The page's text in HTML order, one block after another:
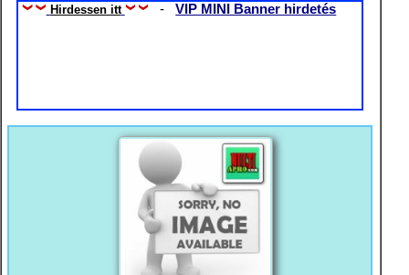
Hirdessen itt -VIP MINI Banner hirdetés